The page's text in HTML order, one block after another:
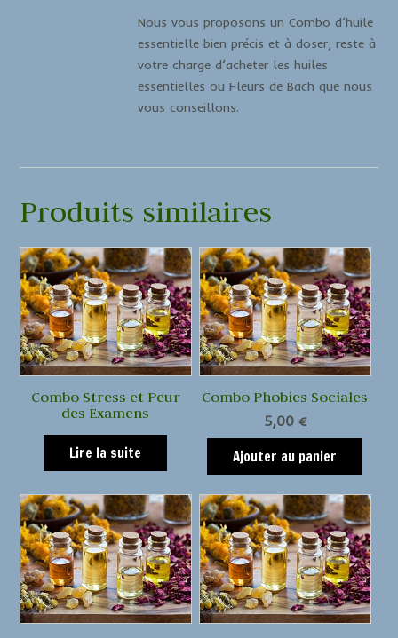
Nous vous proposons un Combo d’huile
essentielle bien précis et à doser, reste à
votre charge d’acheter les huiles
essentielles ou Fleurs de Bach que nous
vous conseillons.
Produits similaires
Combo Stress et Peur
des Examens
Lire la suite
Combo Phobies Sociales
5,00 €
Ajouter au panier